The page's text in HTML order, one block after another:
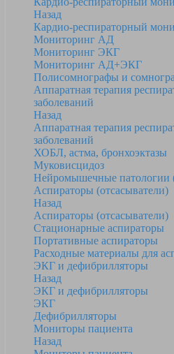
Назад
Кардио-респираторный
Мониторинг АД
Мониторинг ЭКГ
Мониторинг АД+ЭКГ
Полисомнографы и
Аппаратная терапия
заболеваний
Назад
Аппаратная терапия
заболеваний
ХОБЛ, астма, бронхоэктазы
Муковисцидоз
Нейромышечные
Аспираторы (отсасыватели)
Назад
Аспираторы (отсасыватели)
Стационарные аспираторы
Портативные аспираторы
Расходные материалы для
ЭКГ и дефибрилляторы
Назад
ЭКГ и дефибрилляторы
ЭКГ
Дефибрилляторы
Мониторы пациента
Назад